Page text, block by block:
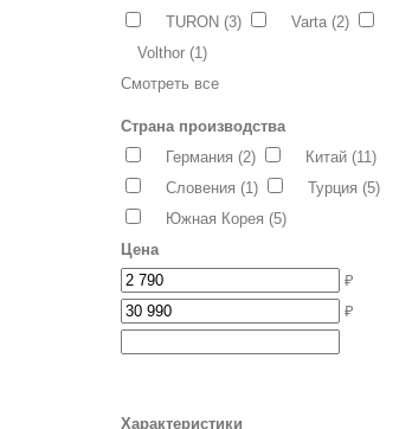
TURON (3) Varta (2)
Volthor (1)
Смотреть все
Страна производства
Германия (2) Китай (11)
Словения (1) Турция (5)
Южная Корея (5)
Цена
₽
₽
Характеристики